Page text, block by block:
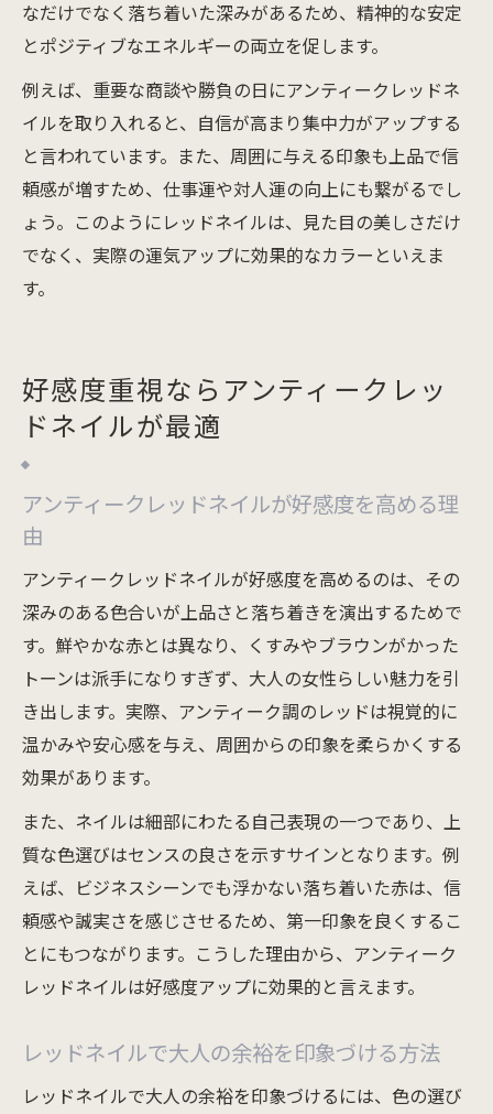
なだけでなく落ち着いた深みがあるため、精神的な安定
とポジティブなエネルギーの両立を促します。
例えば、重要な商談や勝負の日にアンティークレッドネ
イルを取り入れると、自信が高まり集中力がアップする
と言われています。また、周囲に与える印象も上品で信
頼感が増すため、仕事運や対人運の向上にも繋がるでし
ょう。このようにレッドネイルは、見た目の美しさだけ
でなく、実際の運気アップに効果的なカラーといえま
す。
好感度重視ならアンティークレッ
ドネイルが最適
アンティークレッドネイルが好感度を高める理
由
アンティークレッドネイルが好感度を高めるのは、その
深みのある色合いが上品さと落ち着きを演出するためで
す。鮮やかな赤とは異なり、くすみやブラウンがかった
トーンは派手になりすぎず、大人の女性らしい魅力を引
き出します。実際、アンティーク調のレッドは視覚的に
温かみや安心感を与え、周囲からの印象を柔らかくする
効果があります。
また、ネイルは細部にわたる自己表現の一つであり、上
質な色選びはセンスの良さを示すサインとなります。例
えば、ビジネスシーンでも浮かない落ち着いた赤は、信
頼感や誠実さを感じさせるため、第一印象を良くするこ
とにもつながります。こうした理由から、アンティーク
レッドネイルは好感度アップに効果的と言えます。
レッドネイルで大人の余裕を印象づける方法
レッドネイルで大人の余裕を印象づけるには、色の選び